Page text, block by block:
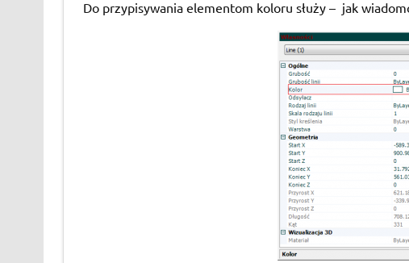
Do przypisywania elementom koloru służy – jak